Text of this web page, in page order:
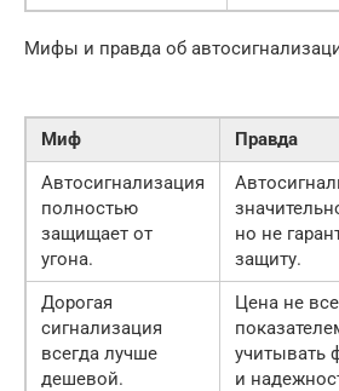
Мифы и правда об
Миф
Правда
Автосигнализация
полностью
защищает от
угона.
но не
защиту.
Дорогая
сигнализация
всегда лучше
дешевой.
Цена не
учитывать
и